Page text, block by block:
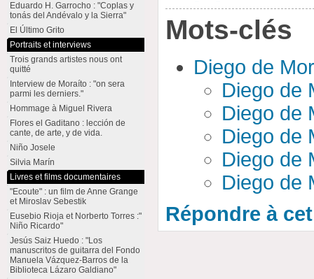
Mots-clés
Diego de
Diego de
Diego de
Diego de
Diego de
Diego de
Répondre à
Eduardo H. Garrocho : "Coplas y
tonás del Andévalo y la Sierra"
El Último Grito
Portraits et interviews
Trois grands artistes nous ont
quitté
Interview de Moraíto : "on sera
parmi les derniers."
Hommage à Miguel Rivera
Flores el Gaditano : lección de
cante, de arte, y de vida.
Niño Josele
Silvia Marín
Livres et films documentaires
"Ecoute" : un film de Anne Grange
et Miroslav Sebestik
Eusebio Rioja et Norberto Torres :"
Niño Ricardo"
Jesús Saiz Huedo : "Los
manuscritos de guitarra del Fondo
Manuela Vázquez-Barros de la
Biblioteca Lázaro Galdiano"